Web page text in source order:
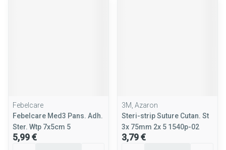
Febelcare
Febelcare Med3 Pans. Adh.
Ster. Wtp 7x5cm 5
5,99 €
3M, Azaron
Steri-strip Suture Cutan. St
3x 75mm 2x 5 1540p-02
3,79 €